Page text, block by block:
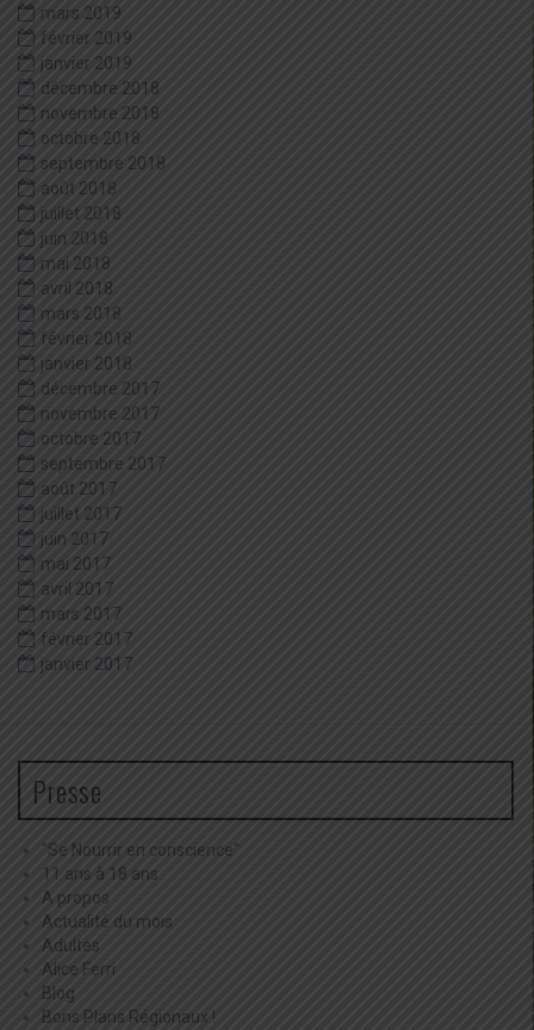
mars 2019
février 2019
janvier 2019
décembre 2018
novembre 2018
octobre 2018
septembre 2018
août 2018
juillet 2018
juin 2018
mai 2018
avril 2018
mars 2018
février 2018
janvier 2018
décembre 2017
novembre 2017
octobre 2017
septembre 2017
août 2017
juillet 2017
juin 2017
mai 2017
avril 2017
mars 2017
février 2017
janvier 2017
Presse
"Se Nourrir en conscience"
11 ans à 18 ans
A propos
Actualité du mois
Adultes
Alice Ferri
Blog
Bons Plans Régionaux !